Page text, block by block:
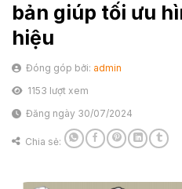
bản giúp tối ưu
hiệu
Đóng góp bởi: admin
1153 lượt xem
Đăng ngày 30/07/2024
Chia sẻ: